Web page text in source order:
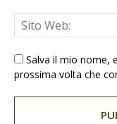
Salva il mio nome,
prossima volta che